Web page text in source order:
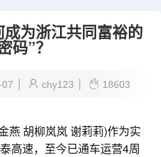
为浙江共同富裕的
码”？
chy123 18603
胡柳岚岚 谢莉莉)作为实
高速，至今已通车运营4周